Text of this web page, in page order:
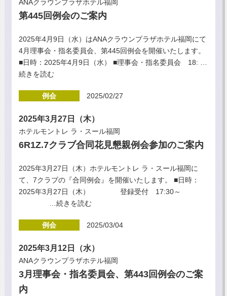
ANAクラウンプラザホテル福岡
第445回例会のご案内
2025年4月9日（水）はANAクラウンプラザホテル福岡にて
4月理事会・指名委員会、第445回例会を開催いたします。
■日時：2025年4月9日（水） ■理事会・指名委員会 18:
続きを読む
例会 2025/02/27
2025年3月27日（木）
ホテルモントレ ラ・スール福岡
6R1Z.7クラブ合同花見懇親例会参加のご案内
2025年3月27日（木）ホテルモントレ ラ・スール福岡に
て、7クラブの『合同例会』を開催いたします。 ■日時：
2025年3月27日（木） 登録受付 17:30～
…続きを読む
例会 2025/03/04
2025年3月12日（水）
ANAクラウンプラザホテル福岡
3月理事会・指名委員会、第443回例会のご案
内